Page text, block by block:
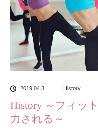
2019.04.3 History
History ～フィッ
力される～